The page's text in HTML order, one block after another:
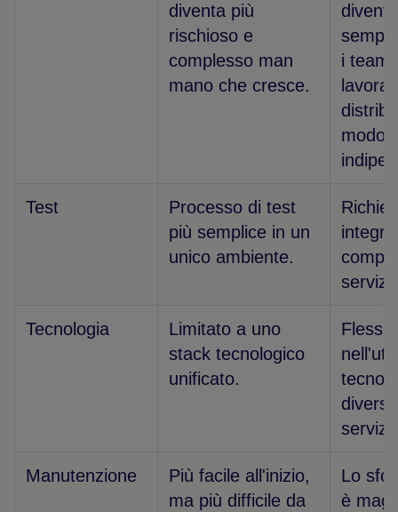
diventa più
rischioso e
complesso man
mano che cresce.
i team
modo
Test
Processo di test
più semplice in un
unico ambiente.
servizi
Tecnologia
Limitato a uno
stack tecnologico
unificato.
servizi
Manutenzione
Più facile all'inizio,
ma più difficile da
Lo
è